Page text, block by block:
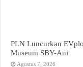
PLN Luncurkan
Museum SBY-Ani
Agustus 7, 2026